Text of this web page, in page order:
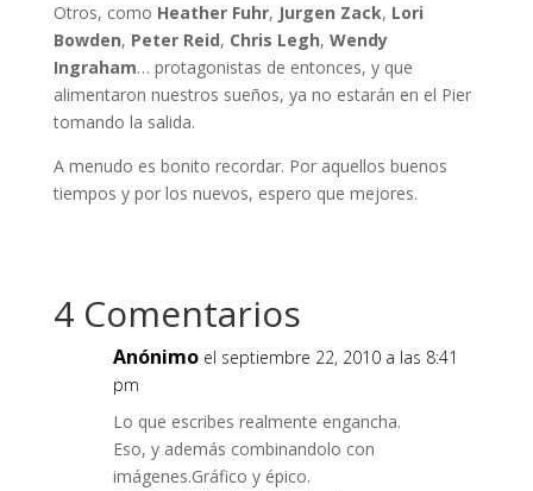
Otros, como Heather Fuhr, Jurgen Zack, Lori
Bowden, Peter Reid, Chris Legh, Wendy
Ingraham… protagonistas de entonces, y que
alimentaron nuestros sueños, ya no estarán en el Pier
tomando la salida.
A menudo es bonito recordar. Por aquellos buenos
tiempos y por los nuevos, espero que mejores.
4 Comentarios
Anónimo el septiembre 22, 2010 a las 8:41
pm
Lo que escribes realmente engancha.
Eso, y además combinandolo con
imágenes.Gráfico y épico.